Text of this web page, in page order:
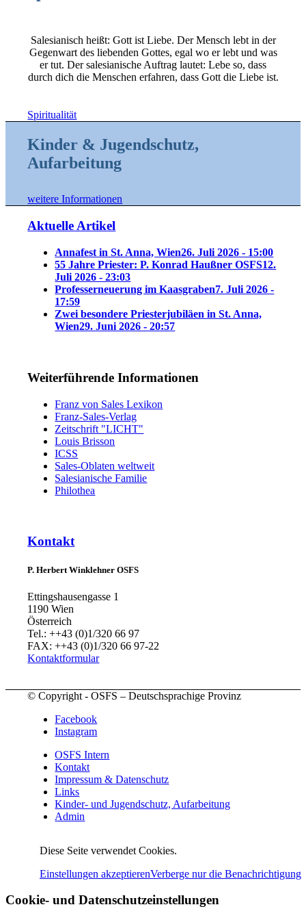
Salesianisch heißt: Gott ist Liebe. Der Mensch lebt in der
Gegenwart des liebenden Gottes, egal wo er lebt und was
er tut. Der salesianische Auftrag lautet: Lebe so, dass
durch dich die Menschen erfahren, dass Gott die Liebe ist.
Spiritualität
Kinder & Jugendschutz,
Aufarbeitung
weitere Informationen
Aktuelle Artikel
Annafest in St. Anna, Wien26. Juli 2026 - 15:00
55 Jahre Priester: P. Konrad Haußner OSFS12.
Juli 2026 - 23:03
Professerneuerung im Kaasgraben7. Juli 2026 -
17:59
Zwei besondere Priesterjubiläen in St. Anna,
Wien29. Juni 2026 - 20:57
Weiterführende Informationen
Franz von Sales Lexikon
Franz-Sales-Verlag
Zeitschrift "LICHT"
Louis Brisson
ICSS
Sales-Oblaten weltweit
Salesianische Familie
Philothea
Kontakt
P. Herbert Winklehner OSFS
Ettingshausengasse 1
1190 Wien
Österreich
Tel.: ++43 (0)1/320 66 97
FAX: ++43 (0)1/320 66 97-22
Kontaktformular
© Copyright - OSFS – Deutschsprachige Provinz
Facebook
Instagram
OSFS Intern
Kontakt
Impressum & Datenschutz
Links
Kinder- und Jugendschutz, Aufarbeitung
Admin
Diese Seite verwendet Cookies.
Einstellungen akzeptierenVerberge nur die Benachrichtigung
Cookie- und Datenschutzeinstellungen